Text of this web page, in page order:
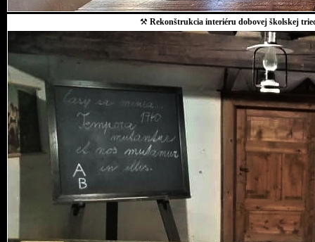
⚒ Rekonštrukcia interiéru dobovej školskej